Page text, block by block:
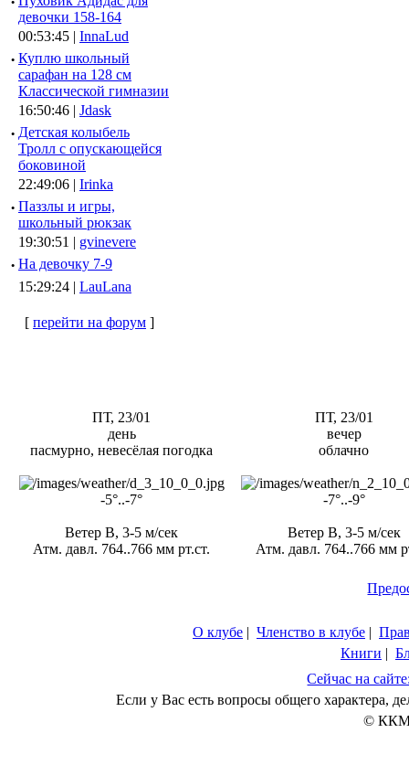
девочки 158-164
00:53:45 | InnaLud
· Куплю школьный
сарафан на 128 см
Классической гимназии
16:50:46 | Jdask
· Детская колыбель
Тролл с опускающейся
боковиной
22:49:06 | Irinka
· Паззлы и игры,
школьный рюкзак
19:30:51 | gvinevere
· Hа девочку 7-9
15:29:24 | LauLana
[ перейти на форум ]
ПТ, 23/01
день
пасмурно, невесёлая погодка
-5°..-7°
Ветер В, 3-5 м/сек
Атм. давл. 764..766 мм рт.ст.
ПТ, 23/01
вечер
облачно
-7°..-9°
Ветер В, 3-5 м/сек
Атм. давл. 764..766 мм
О клубе | Членство в клубе |
Книги |
Сейчас на
Если у Вас есть вопросы общего характера,
© ККМ